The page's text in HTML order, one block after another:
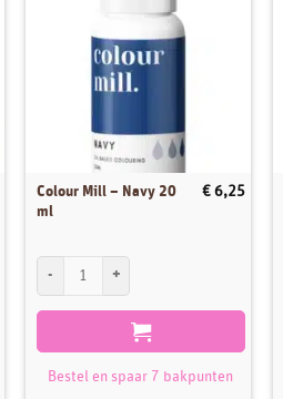
Colour Mill – Navy 20
ml
€ 6,25
Bestel en spaar 7 bakpunten